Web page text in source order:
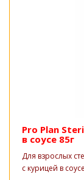
Pro Plan
в соусе 85г
Для взрослых
с курицей в